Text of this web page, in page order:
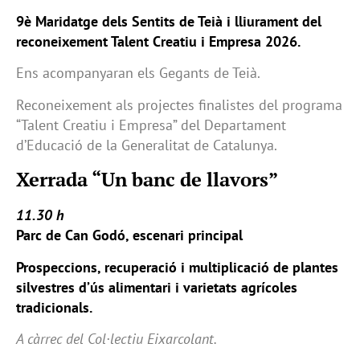
9è Maridatge dels Sentits de Teià i lliurament del
reconeixement Talent Creatiu i Empresa 2026.
Ens acompanyaran els Gegants de Teià.
Reconeixement als projectes finalistes del programa
“Talent Creatiu i Empresa” del Departament
d’Educació de la Generalitat de Catalunya.
Xerrada “Un banc de llavors”
11.30 h
Parc de Can Godó, escenari principal
Prospeccions, recuperació i multiplicació de plantes
silvestres d’ús alimentari i varietats agrícoles
tradicionals.
A càrrec del Col·lectiu Eixarcolant.